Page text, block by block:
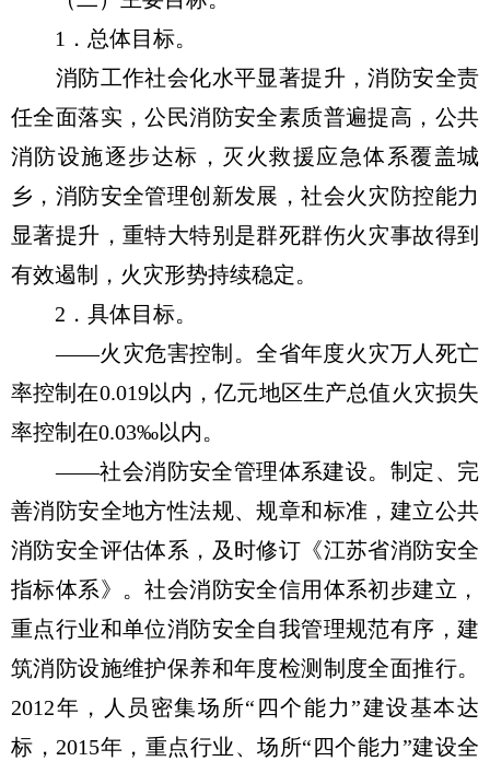
1．总体目标。
消防工作社会化水平显著提升，消防安全责
任全面落实，公民消防安全素质普遍提高，公共
消防设施逐步达标，灭火救援应急体系覆盖城
乡，消防安全管理创新发展，社会火灾防控能力
显著提升，重特大特别是群死群伤火灾事故得到
有效遏制，火灾形势持续稳定。
2．具体目标。
——火灾危害控制。全省年度火灾万人死亡
率控制在0.019以内，亿元地区生产总值火灾损失
率控制在0.03‰以内。
——社会消防安全管理体系建设。制定、完
善消防安全地方性法规、规章和标准，建立公共
消防安全评估体系，及时修订《江苏省消防安全
指标体系》。社会消防安全信用体系初步建立，
重点行业和单位消防安全自我管理规范有序，建
筑消防设施维护保养和年度检测制度全面推行。
2012年，人员密集场所“四个能力”建设基本达
标，2015年，重点行业、场所“四个能力”建设全